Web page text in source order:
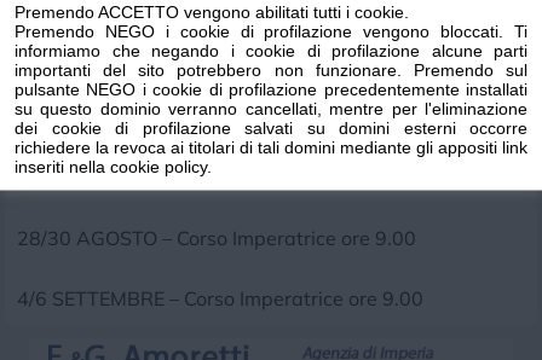
Premendo ACCETTO vengono abilitati tutti i cookie.
Premendo NEGO i cookie di profilazione vengono bloccati. Ti
informiamo che negando i cookie di profilazione alcune parti
importanti del sito potrebbero non funzionare. Premendo sul
pulsante NEGO i cookie di profilazione precedentemente installati
su questo dominio verranno cancellati, mentre per l'eliminazione
dei cookie di profilazione salvati su domini esterni occorre
richiedere la revoca ai titolari di tali domini mediante gli appositi link
inseriti nella cookie policy.
10/12 LUGLIO – Pass. Salvo D’Acquisto ore 17.00
24/26 LUGLIO – Corso Imperatrice ore 9.00
14/16 AGOSTO – Pass. Salvo D’Acquisto ore 17.00
28/30 AGOSTO – Corso Imperatrice ore 9.00
4/6 SETTEMBRE – Corso Imperatrice ore 9.00